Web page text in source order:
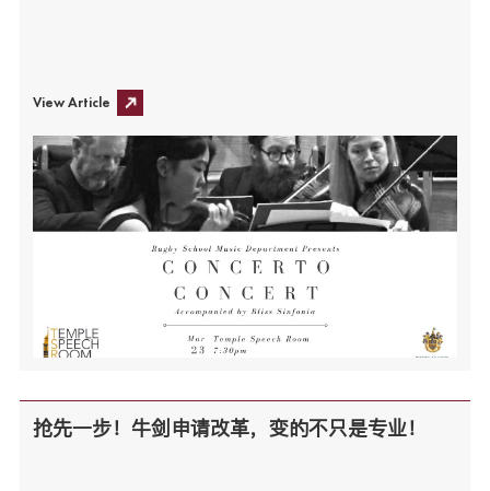
View Article
抢先一步！牛剑申请改革，变的不只是专业！